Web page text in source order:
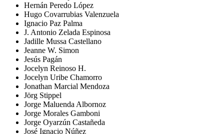
Hernán Peredo López
Hugo Covarrubias Valenzuela
Ignacio Paz Palma
J. Antonio Zelada Espinosa
Jadille Mussa Castellano
Jeanne W. Simon
Jesús Pagán
Jocelyn Reinoso H.
Jocelyn Uribe Chamorro
Jonathan Marcial Mendoza
Jörg Stippel
Jorge Maluenda Albornoz
Jorge Morales Gamboni
Jorge Oyarzún Castañeda
José Ignacio Núñez